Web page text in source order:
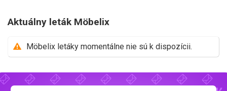
Aktuálny leták Möbelix
Möbelix letáky momentálne nie sú k dispozícii.